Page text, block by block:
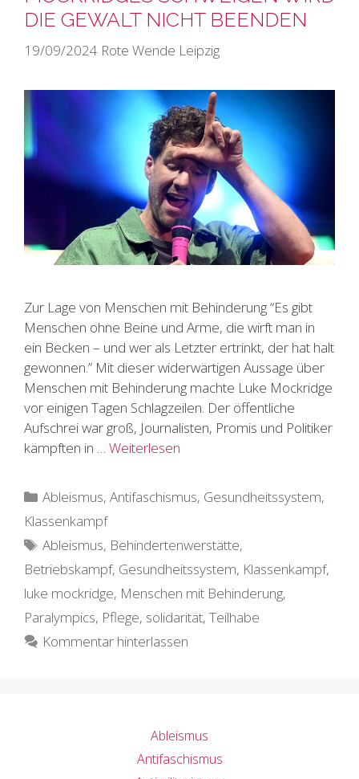
DIE GEWALT NICHT BEENDEN
19/09/2024 Rote Wende Leipzig
Zur Lage von Menschen mit Behinderung “Es gibt
Menschen ohne Beine und Arme, die wirft man in
ein Becken – und wer als Letzter ertrinkt, der hat halt
gewonnen.” Mit dieser widerwärtigen Aussage über
Menschen mit Behinderung machte Luke Mockridge
vor einigen Tagen Schlagzeilen. Der öffentliche
Aufschrei war groß, Journalisten, Promis und Politiker
kämpften in … Weiterlesen
Kategorien
Ableismus,Antifaschismus, Gesundheitssystem,
Klassenkampf
Schlagwörter
Ableismus, Behindertenwerstätte,
Betriebskampf, Gesundheitssystem, Klassenkampf,
luke mockridge, Menschen mit Behinderung,
Paralympics, Pflege, solidarität, Teilhabe
Kommentar hinterlassen
Ableismus
Antifaschismus